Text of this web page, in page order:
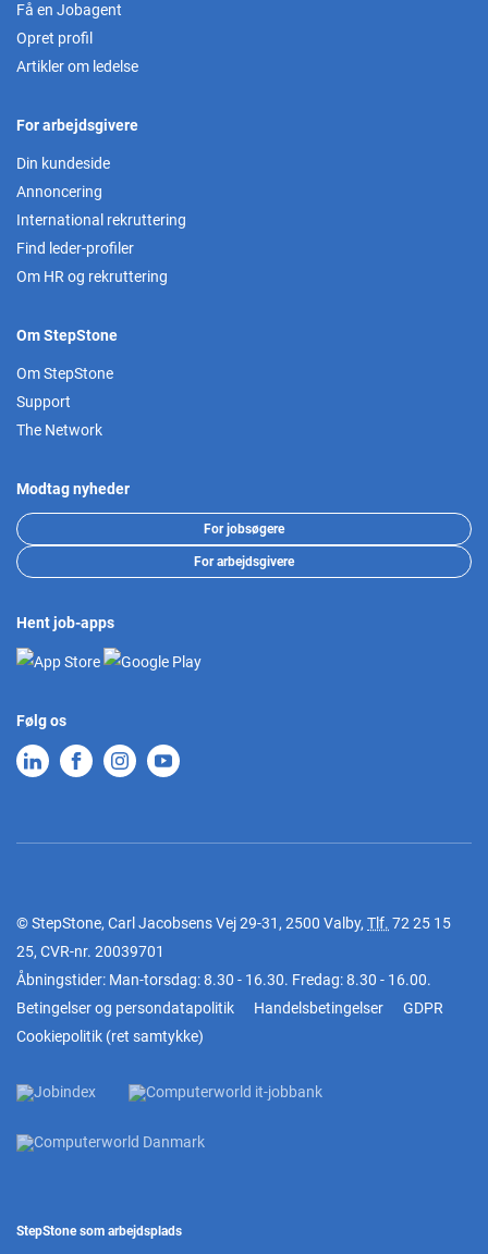
Få en Jobagent
Opret profil
Artikler om ledelse
For arbejdsgivere
Din kundeside
Annoncering
International rekruttering
Find leder-profiler
Om HR og rekruttering
Om StepStone
Om StepStone
Support
The Network
Modtag nyheder
For jobsøgere
For arbejdsgivere
Hent job-apps
Følg os
© StepStone, Carl Jacobsens Vej 29-31, 2500 Valby, Tlf. 72 25 15
25, CVR-nr. 20039701
Åbningstider: Man-torsdag: 8.30 - 16.30. Fredag: 8.30 - 16.00.
Betingelser og persondatapolitik
Handelsbetingelser
GDPR
Cookiepolitik (ret samtykke)
StepStone som arbejdsplads